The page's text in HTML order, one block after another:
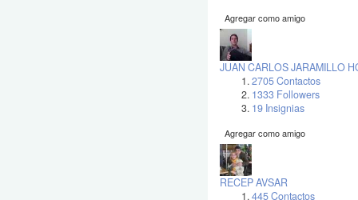
Agregar como amigo
JUAN CARLOS JARAMILLO
2705 Contactos
1333 Followers
19 Insignias
Agregar como amigo
RECEP AVSAR
445 Contactos